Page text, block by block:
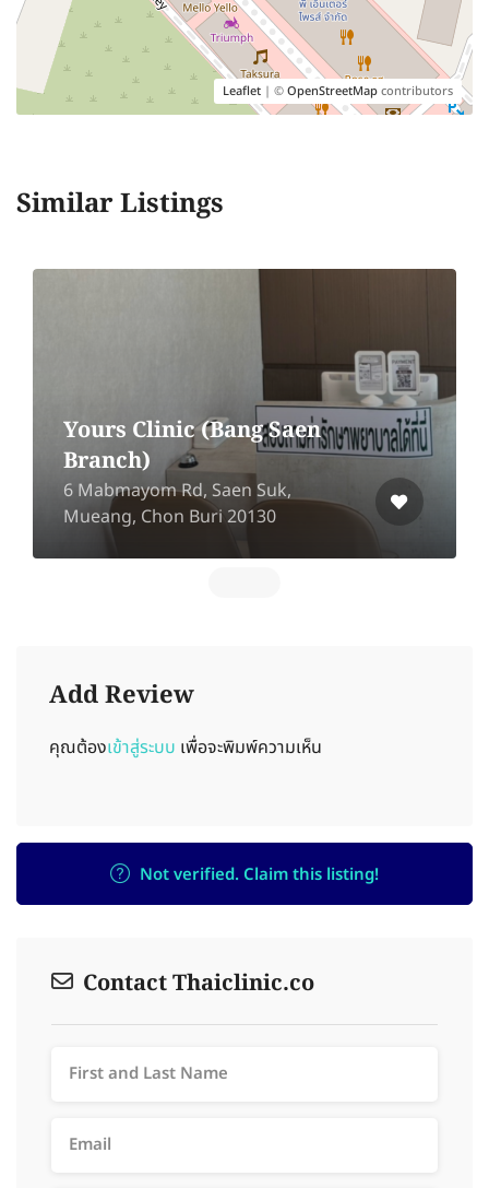
Leaflet | ©OpenStreetMapcontributors
Similar Listings
Yours Clinic (Bang Saen
Branch)
6 Mabmayom Rd, Saen Suk,
Mueang, Chon Buri 20130
Add Review
คุณต้องเข้าสู่ระบบ เพื่อจะพิมพ์ความเห็น
Not verified. Claim this listing!
Contact Thaiclinic.co